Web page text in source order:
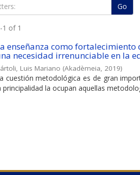
Go
of 1
enseñanza como
necesidad irrenunciable en la
Luis Mariano (Akadèmeia, 2019)
cuestión metodológica es de gran
principalidad la ocupan aquellas